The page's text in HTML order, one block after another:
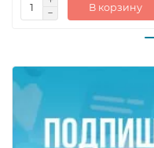
В корзину